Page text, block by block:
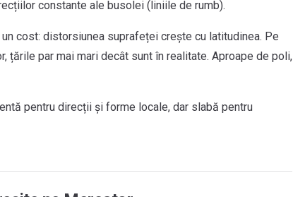
constante ale busolei (liniile de rumb).
cost: distorsiunea suprafeței crește cu latitudinea. Pe
țările par mai mari decât sunt în realitate. Aproape de poli,
pentru direcții și forme locale, dar slabă pentru